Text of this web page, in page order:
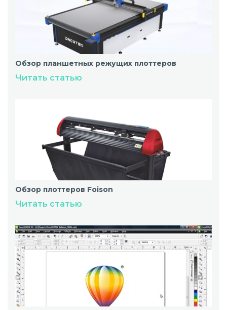
Обзор планшетных режущих плоттеров
Читать статью
Обзор плоттеров Foison
Читать статью